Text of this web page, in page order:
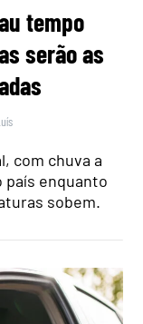
tempo
serão as
com chuva a
país enquanto
sobem.